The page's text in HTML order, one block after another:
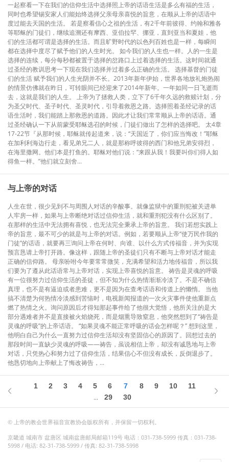
一起察看一下在我们的信仰生活中选择照上帝的话语生活是多么有福的生活，
同时也希望锡安家人们能始终选择父亲母亲喜悦的旨意，在顺从上帝的话语中
度过能去天国的生活。 若是察看信心之祖的生活，有2千年前彼得、约翰和雅各
等耶稣的门徒们，继续追溯还有摩西、亚伯拉罕、挪亚，直到亚当和夏娃，他
们的生活都可谓是选择的生活。而且旷野时代的以色列百姓也是一样，每瞬间
都在选择中度尽了赋予他们的人生时光。 如今我们的人生也一样。人的一生是
选择的连续，每分每秒都被置于选择的岔路口上过着选择的生活。这时间就通
过圣经的教训思考一下现在我们选择并过着多么正确的生活。 选择基督的门徒
们的生活 赋予我们的人生光阴并不长。2013年新年伊始，世界各地放礼炮热闹
的情景仿佛就在昨日，可转眼间已经迎来了2014年新年。一年如同一日飞逝而
去，这就是我们的人生。 上帝为了拯救人类，立下了6千年久远的救赎计划，分
为圣父时代、圣子时代、圣灵时代，引导着救恩之路。选择照着圣经记录的话
语生活时，我们能踏上那救恩的道路。因此才让我们常常顺从上帝的话语。通
过圣经确认一下从前蒙受耶稣选召的时候，门徒们做出了怎样的选择吧。 太4章
17-22节『从那时候，耶稣就传起道来，说：“天国近了，你们应当悔改！”耶稣
在加利利海边行走，看见弟兄二人，就是那称呼彼得的西门和他兄弟安得烈，
在海里撒网。他们本是打鱼的。耶稣对他们说：“来跟从我！我要叫你们得人如
得鱼一样。”他们就立刻舍...
与上帝的对话
人生在世，很少见到不与周围人对话的辛酸事。就像监狱中的重刑犯被关进单
人牢房一样，如果与上帝断绝对话过信仰生活，就和重刑犯没有什么区别了。
在那样的生活中无法拥有喜悦，也无法完全秉承上帝的旨意。 我们若想实践上
帝的旨意，最不可少的就是与上帝的对话。例如，若要顺从上帝“使万民作我的
门徒”的话语，就要再三询问上帝在何时、向谁、以什么方式传福音，并为实现
预言恳请上帝打开路。像这样，跟随上帝的圣徒们只有不断与上帝对话才能走
正确的信仰路。 母亲吩咐今年要常常微笑，充满希望和活力地传福音，所以我
们要为了遵从此话语常与上帝对话，实现上帝喜悦的旨意。 祷告是灵魂的呼吸
有一位很努力过信仰生活的圣徒，但不知为什么热情渐渐冷淡了。不是不确信
真理，也不是有逼迫或者患难，更不是因为在查考话语和传道上的懒惰。 当他
搞不清楚为何热情冷淡感到苦恼时，电视新闻报道的一次火灾事件使他重新点
燃了热情之火。询问原因后才得知那起事件给了他很大觉悟，他所关注的是大
部分遇难者并不是直接被火焰烧死，而是烟熏导致窒息，他突然想到了“祷告是
灵魂的呼吸”的上帝话语。 “如果灵魂不能正常呼吸的话会怎样呢？” 想到这里，
他明白自己为什么一直努力过信仰生活却没有坚固信心的原因了。回想过去的
那段时间一直缺少灵魂的呼吸——祷告，虽说相信上帝，却没有诚恳地与上帝
对话，只凭热心和努力过了信仰生活，结果信心不但没有成长，反倒退步了。
他恳切地向上帝献上了悔改祷告，...
1 2 3 4 5 6 7 8 9 10 11
... 29 30
© 上帝的教会世界福音宣教协会版权所有，并保留一切权利。
京畿道 城南市 盆唐区 城南盆唐邮局邮箱119号 电话：031-738-5999 传真：031-738-
5998 / 电话: 82-31-738-5999 / 传真: 82-31-738-5998